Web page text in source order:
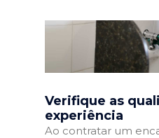
Verifique as
experiência
Ao contratar um